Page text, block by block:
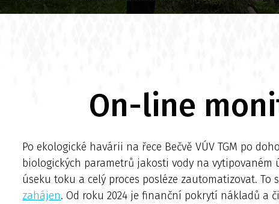
On-line
Po ekologické havárii na řece Bečvě VÚV TGM po
biologických parametrů jakosti vody na
úseku toku a celý proces posléze zautomatizovat.
zahájen. Od roku 2024 je finanční pokrytí nákladů a